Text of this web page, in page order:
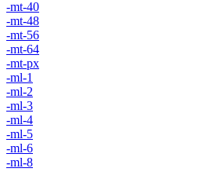
-mt-40
-mt-48
-mt-56
-mt-64
-mt-px
-ml-1
-ml-2
-ml-3
-ml-4
-ml-5
-ml-6
-ml-8